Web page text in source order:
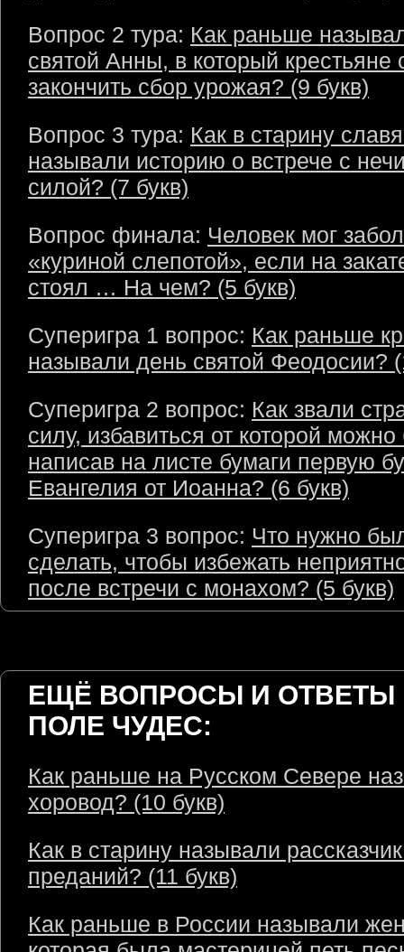
Вопрос 2 тура: Как раньше
святой Анны, в который крестьяне
закончить сбор урожая? (9 букв)
Вопрос 3 тура: Как в старину
называли историю о встрече с
силой? (7 букв)
Вопрос финала: Человек мог
«куриной слепотой», если на
стоял … На чем? (5 букв)
Суперигра 1 вопрос: Как раньше
называли день святой Феодосии?
Суперигра 2 вопрос: Как звали
силу, избавиться от которой
написав на листе бумаги первую
Евангелия от Иоанна? (6 букв)
Суперигра 3 вопрос: Что нужно
сделать, чтобы избежать
после встречи с монахом? (5 букв)
ЕЩЁ ВОПРОСЫ И ОТВЕТЫ
ПОЛЕ ЧУДЕС:
Как раньше на Русском Севере
хоровод? (10 букв)
Как в старину называли
преданий? (11 букв)
Как раньше в России называли